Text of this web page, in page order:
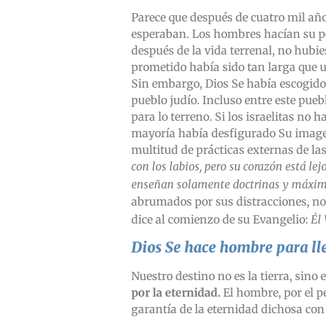
Parece que después de cuatro mil
esperaban. Los hombres hacían su
después de la vida terrenal, no
prometido había sido tan larga que
Sin embargo, Dios Se había
pueblo judío. Incluso entre este
para lo terreno. Si los israelitas no
mayoría había desfigurado Su
multitud de prácticas externas de las
con los labios, pero su corazón está
enseñan solamente doctrinas y
abrumados por sus distracciones,
dice al comienzo de su Evangelio: Él
Dios Se hace hombre para
Nuestro destino no es la tierra, sino
por la eternidad. El hombre, por el
garantía de la eternidad dichosa